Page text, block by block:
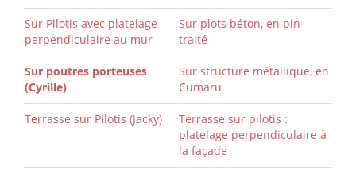
Sur Pilotis avec platelage
perpendiculaire au mur
Sur plots béton, en pin
traité
Sur poutres porteuses
(Cyrille)
Sur structure métallique, en
Cumaru
Terrasse sur Pilotis (Jacky)
Terrasse sur pilotis :
platelage perpendiculaire à
la façade